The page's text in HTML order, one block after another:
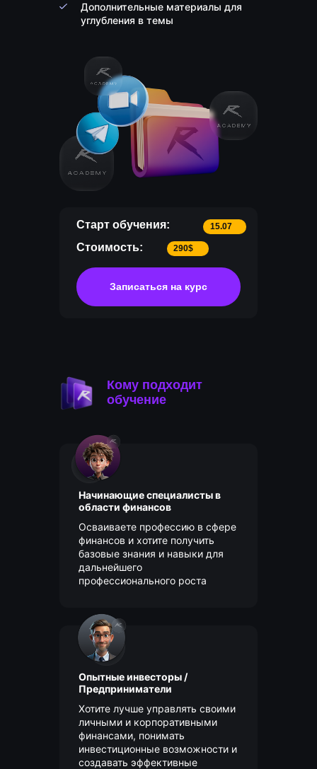
Дополнительные материалы для
углубления в темы
Записаться на курс
Старт обучения: 15.07
Стоимость: 290$
Кому подходит
обучение
Начинающие специалисты в
области финансов
Осваиваете профессию в сфере
финансов и хотите получить
базовые знания и навыки для
дальнейшего
профессионального роста
Опытные инвесторы /
Предприниматели
Хотите лучше управлять своими
личными и корпоративными
финансами, понимать
инвестиционные возможности и
создавать эффективные
Quick buyback, credit, leasing, import, and classic
car restoration. Full-service deals under one roof.
+971 58 548 3264
autotrade@regolith.com